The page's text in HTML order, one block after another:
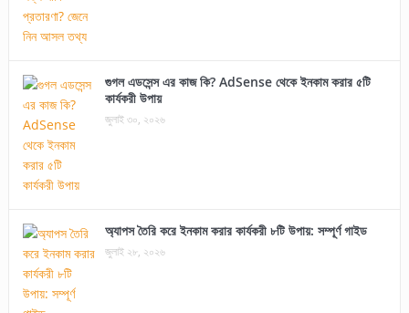
গুগল এডসেন্স এর কাজ কি? AdSense থেকে ইনকাম করার ৫টি
কার্যকরী উপায়
জুলাই ৩০, ২০২৬
অ্যাপস তৈরি করে ইনকাম করার কার্যকরী ৮টি উপায়: সম্পূর্ণ গাইড
জুলাই ২৮, ২০২৬